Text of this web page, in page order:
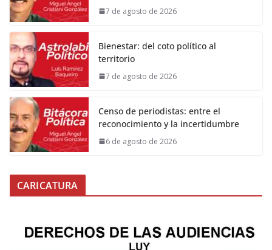
7 de agosto de 2026
Bienestar: del coto político al
territorio
7 de agosto de 2026
Censo de periodistas: entre el
reconocimiento y la incertidumbre
6 de agosto de 2026
CARICATURA